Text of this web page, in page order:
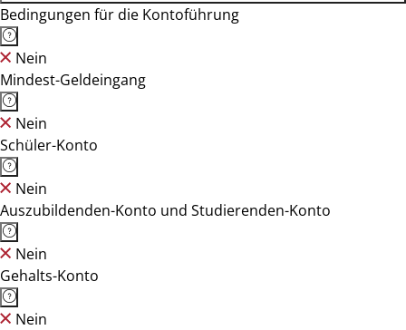
Bedingungen für die Kontoführung
Nein
Mindest-Geldeingang
Nein
Schüler-Konto
Nein
Auszubildenden-Konto und Studierenden-Konto
Nein
Gehalts-Konto
Nein